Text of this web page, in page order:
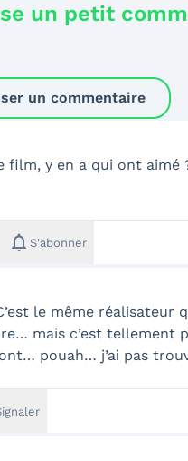
un petit
un commentaire
y en a qui ont
notifications S'abonner
le même réalisateur
mais c’est
pouah… j’ai pas